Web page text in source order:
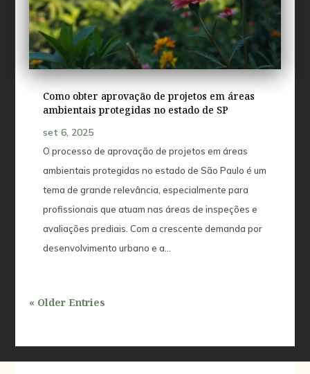
Como obter aprovação de projetos em áreas
ambientais protegidas no estado de SP
set 6, 2025
O processo de aprovação de projetos em áreas
ambientais protegidas no estado de São Paulo é um
tema de grande relevância, especialmente para
profissionais que atuam nas áreas de inspeções e
avaliações prediais. Com a crescente demanda por
desenvolvimento urbano e a...
« Older Entries